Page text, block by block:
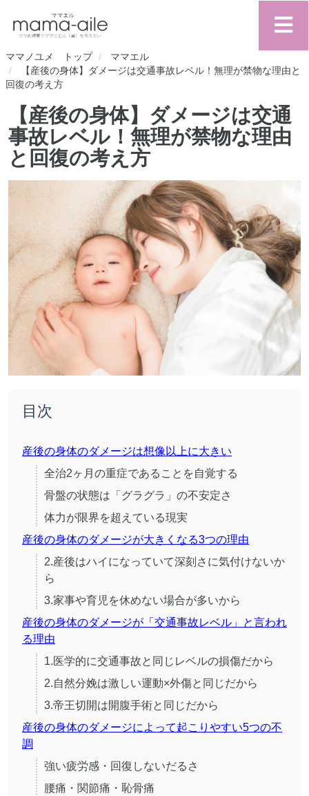
ママノユメ トップ
ママエル
【産後の身体】ダメージは交通事故レベル！無理が禁物な理由と
回復の考え方
【産後の身体】ダメージは交通
事故レベル！無理が禁物な理由
と回復の考え方
目次
産後の身体のダメージは想像以上に大きい
全治2ヶ月の重症であることを自覚する
骨盤の状態は「グラグラ」の不安定さ
体力が限界を超えている現実
産後の身体のダメージが大きくなる3つの理由
2.産後はハイになっていて深刻さに気付けないか
ら
3.家事や育児を休めない場合が多いから
産後の身体のダメージが「交通事故レベル」と言われ
る理由
1.医学的に交通事故と同じレベルの損傷だから
2.自然分娩は激しい運動×外傷と同じだから
3.帝王切開は開腹手術と同じだから
産後の身体のダメージによって起こりやすい5つの不
調
強い疲労感・回復しないだるさ
腰痛・関節痛・恥骨痛